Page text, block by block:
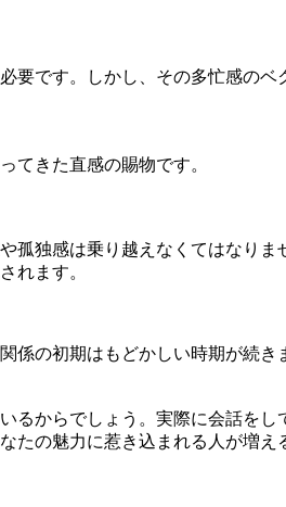
です。しかし、その多忙感のベ
てきた直感の賜物です。
孤独感は乗り越えなくてはなりま
れます。
の初期はもどかしい時期が続き
るからでしょう。実際に会話をし
の魅力に惹き込まれる人が増え